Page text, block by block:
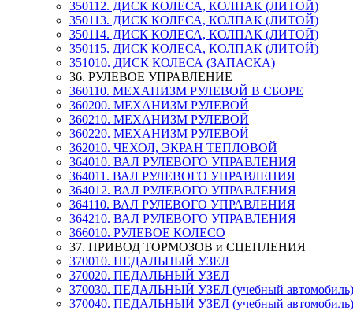
350112. ДИСК КОЛЕСА, КОЛПАК (ЛИТОЙ)
350113. ДИСК КОЛЕСА, КОЛПАК (ЛИТОЙ)
350114. ДИСК КОЛЕСА, КОЛПАК (ЛИТОЙ)
350115. ДИСК КОЛЕСА, КОЛПАК (ЛИТОЙ)
351010. ДИСК КОЛЕСА (ЗАПАСКА)
36. РУЛЕВОЕ УПРАВЛЕНИЕ
360110. МЕХАНИЗМ РУЛЕВОЙ В СБОРЕ
360200. МЕХАНИЗМ РУЛЕВОЙ
360210. МЕХАНИЗМ РУЛЕВОЙ
360220. МЕХАНИЗМ РУЛЕВОЙ
362010. ЧЕХОЛ, ЭКРАН ТЕПЛОВОЙ
364010. ВАЛ РУЛЕВОГО УПРАВЛЕНИЯ
364011. ВАЛ РУЛЕВОГО УПРАВЛЕНИЯ
364012. ВАЛ РУЛЕВОГО УПРАВЛЕНИЯ
364110. ВАЛ РУЛЕВОГО УПРАВЛЕНИЯ
364210. ВАЛ РУЛЕВОГО УПРАВЛЕНИЯ
366010. РУЛЕВОЕ КОЛЕСО
37. ПРИВОД ТОРМОЗОВ и СЦЕПЛЕНИЯ
370010. ПЕДАЛЬНЫЙ УЗЕЛ
370020. ПЕДАЛЬНЫЙ УЗЕЛ
370030. ПЕДАЛЬНЫЙ УЗЕЛ (учебный автомобиль)
370040. ПЕДАЛЬНЫЙ УЗЕЛ (учебный автомобиль)